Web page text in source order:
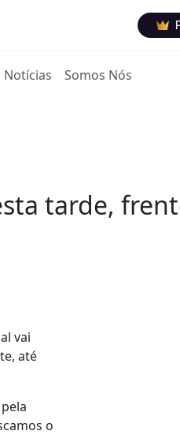
Notícias Somos Nós
tarde,
vai
até
o